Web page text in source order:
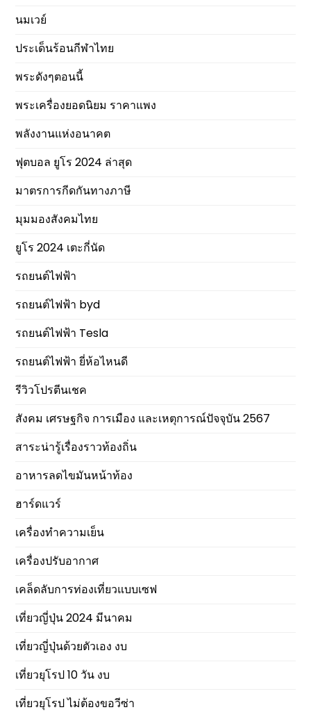
นมเวย์
ประเด็นร้อนกีฬาไทย
พระดังๆตอนนี้
พระเครื่องยอดนิยม ราคาแพง
พลังงานแห่งอนาคต
ฟุตบอล ยูโร 2024 ล่าสุด
มาตรการกีดกันทางภาษี
มุมมองสังคมไทย
ยูโร 2024 เตะกี่นัด
รถยนต์ไฟฟ้า
รถยนต์ไฟฟ้า byd
รถยนต์ไฟฟ้า Tesla
รถยนต์ไฟฟ้า ยี่ห้อไหนดี
รีวิวโปรตีนเชค
สังคม เศรษฐกิจ การเมือง และเหตุการณ์ปัจจุบัน 2567
สาระน่ารู้เรื่องราวท้องถิ่น
อาหารลดไขมันหน้าท้อง
ฮาร์ดแวร์
เครื่องทำความเย็น
เครื่องปรับอากาศ
เคล็ดลับการท่องเที่ยวแบบเซฟ
เที่ยวญี่ปุ่น 2024 มีนาคม
เที่ยวญี่ปุ่นด้วยตัวเอง งบ
เที่ยวยุโรป 10 วัน งบ
เที่ยวยุโรป ไม่ต้องขอวีซ่า